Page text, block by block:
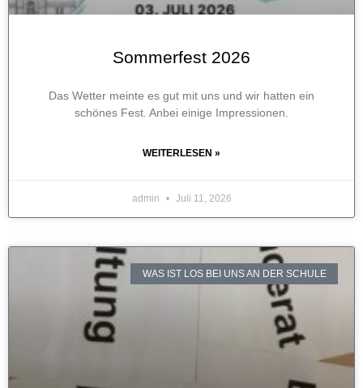
Sommerfest 2026
Das Wetter meinte es gut mit uns und wir hatten ein
schönes Fest. Anbei einige Impressionen.
WEITERLESEN »
admin Juli 11, 2026
WAS IST LOS BEI UNS AN DER SCHULE